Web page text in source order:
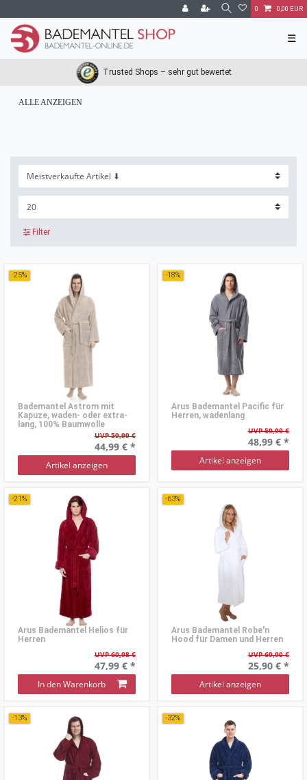
0 0,00 EUR
☰
Trusted Shops – sehr gut bewertet
ALLE ANZEIGEN
Filter
-25%
Bademantel Astrom mit
Kapuze, waden- oder extra-
lang, 100% Baumwolle
UVP 59,99 €
44,99 € *
Artikel anzeigen
-18%
Arus Bademantel Pacific für
Herren, wadenlang
UVP 59,99 €
48,99 € *
Artikel anzeigen
-21%
Arus Bademantel Helios für
Herren
UVP 60,98 €
47,99 € *
In den Warenkorb
-63%
Arus Bademantel Robe'n
Hood für Damen und Herren
UVP 69,90 €
25,90 € *
Artikel anzeigen
-13% -32%